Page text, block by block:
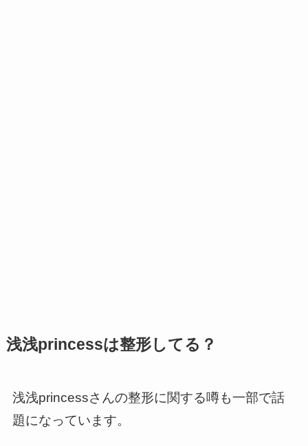
浅浅princessは整形してる？
浅浅princessさんの整形に関する噂も一部で話
題になっています。